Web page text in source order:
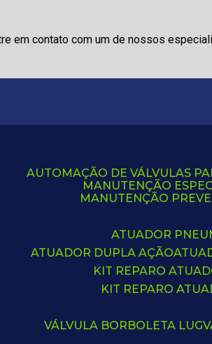
em contato com um de nossos
AUTOMAÇÃO DE VÁLVULAS
MANUTENÇÃO
MANUTENÇÃO
ATUADOR
ATUADOR DUPLA AÇÃO
KIT REPARO
KIT REPARO
VÁLVULA BORBOLETA LUG